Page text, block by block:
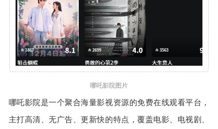
哪吒影院图片
哪吒影院是一个聚合海量影视资源的免费在线观看平台，
主打高清、无广告、更新快的特点，覆盖电影、电视剧、